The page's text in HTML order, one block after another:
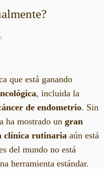
que está ganando
, incluida la
de endometrio. Sin
ha mostrado un gran
clínica rutinaria aún está
del mundo no está
herramienta estándar.